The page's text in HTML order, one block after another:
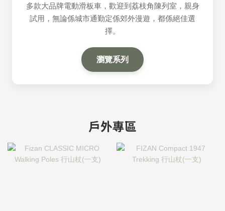
多款大品牌電動滑板車，歡迎到荔枝角陳列室，親身
試用，無論係城市通勤定係郊外漫遊，都係絕佳選
擇。
瀏覽系列
戶外專區